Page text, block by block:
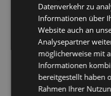
Datenverkehr zu
Informationen über
Website auch an
Analysepartner
möglicherweise mit
Informationen
bereitgestellt haben
Rahmen Ihrer